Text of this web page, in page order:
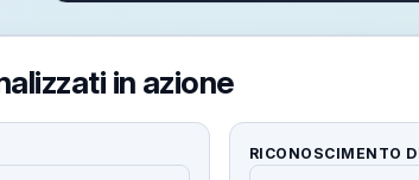
in azione
RICONOSCIMENTO